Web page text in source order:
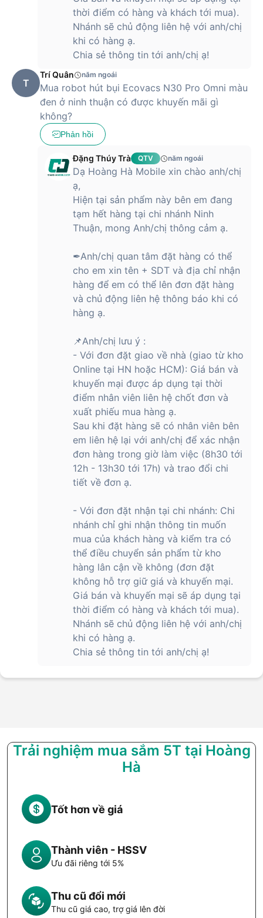
thời điểm có hàng và khách tới mua).
Nhánh sẽ chủ động liên hệ với anh/chị
khi có hàng ạ.
Chia sẻ thông tin tới anh/chị ạ!
T
Trí Quân năm ngoái
Mua robot hút bụi Ecovacs N30 Pro Omni màu
đen ở ninh thuận có được khuyến mãi gì
không?
Phản hồi
Đặng Thúy Trà QTV năm ngoái
Dạ Hoàng Hà Mobile xin chào anh/chị
ạ,
Hiện tại sản phẩm này bên em đang
tạm hết hàng tại chi nhánh Ninh
Thuận, mong Anh/chị thông cảm ạ.
✒Anh/chị quan tâm đặt hàng có thể
cho em xin tên + SDT và địa chỉ nhận
hàng để em có thể lên đơn đặt hàng
và chủ động liên hệ thông báo khi có
hàng ạ.
📌Anh/chị lưu ý :
- Với đơn đặt giao về nhà (giao từ kho
Online tại HN hoặc HCM): Giá bán và
khuyến mại được áp dụng tại thời
điểm nhân viên liên hệ chốt đơn và
xuất phiếu mua hàng ạ.
Sau khi đặt hàng sẽ có nhân viên bên
em liên hệ lại với anh/chị để xác nhận
đơn hàng trong giờ làm việc (8h30 tới
12h - 13h30 tới 17h) và trao đổi chi
tiết về đơn ạ.
- Với đơn đặt nhận tại chi nhánh: Chi
nhánh chỉ ghi nhận thông tin muốn
mua của khách hàng và kiểm tra có
thể điều chuyển sản phẩm từ kho
hàng lân cận về không (đơn đặt
không hỗ trợ giữ giá và khuyến mại.
Giá bán và khuyến mại sẽ áp dụng tại
thời điểm có hàng và khách tới mua).
Nhánh sẽ chủ động liên hệ với anh/chị
khi có hàng ạ.
Chia sẻ thông tin tới anh/chị ạ!
Trải nghiệm mua sắm 5T tại Hoàng
Hà
Tốt hơn về giá
Thành viên - HSSV
Ưu đãi riêng tới 5%
Thu cũ đổi mới
Thu cũ giá cao, trợ giá lên đời